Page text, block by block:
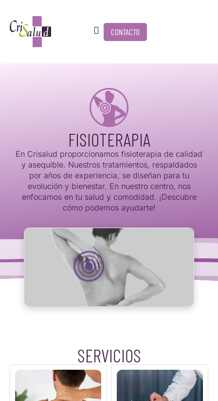
CONTACTO
FISIOTERAPIA
En Crisalud proporcionamos fisioterapia de calidad
y asequible. Nuestros tratamientos, respaldados
por años de experiencia, se diseñan para tu
evolución y bienestar. En nuestro centro, nos
enfocamos en tu salud y comodidad. ¡Descubre
cómo podemos ayudarte!
SERVICIOS